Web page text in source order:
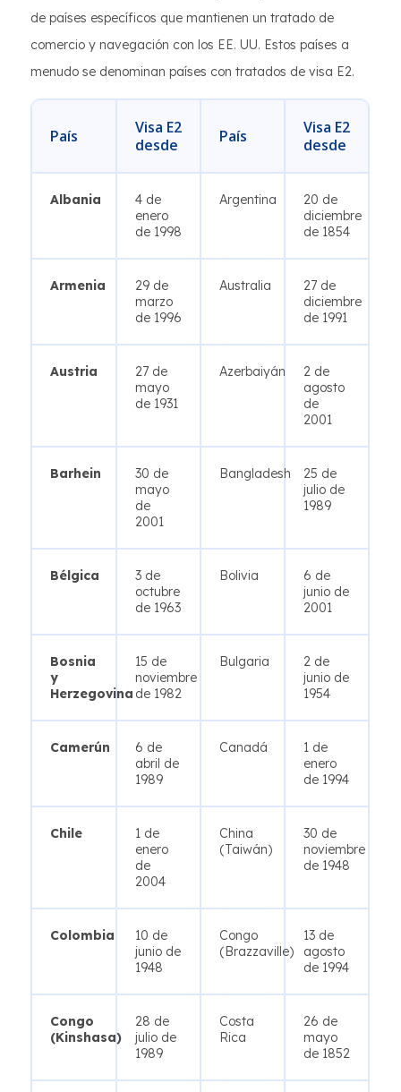
de países específicos que mantienen un tratado de
comercio y navegación con los EE. UU. Estos países a
menudo se denominan países con tratados de visa E2.
País
Visa E2
desde
País
Visa E2
desde
Albania
4 de
enero
de 1998
Argentina
20 de
diciembre
de 1854
Armenia
29 de
marzo
de 1996
Australia
27 de
diciembre
de 1991
Austria
27 de
mayo
de 1931
Azerbaiyán
2 de
agosto
de
2001
Barhein
30 de
mayo
de
2001
Bangladesh
25 de
julio de
1989
Bélgica
3 de
octubre
de 1963
Bolivia
6 de
junio de
2001
Bosnia
y
Herzegovina
15 de
noviembre
de 1982
Bulgaria
2 de
junio de
1954
Camerún
6 de
abril de
1989
Canadá
1 de
enero
de 1994
Chile
1 de
enero
de
2004
China
(Taiwán)
30 de
noviembre
de 1948
Colombia
10 de
junio de
1948
Congo
(Brazzaville)
13 de
agosto
de 1994
Congo
(Kinshasa)
28 de
julio de
1989
Costa
Rica
26 de
mayo
de 1852